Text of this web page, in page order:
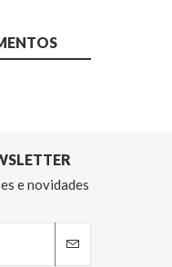
e novidades